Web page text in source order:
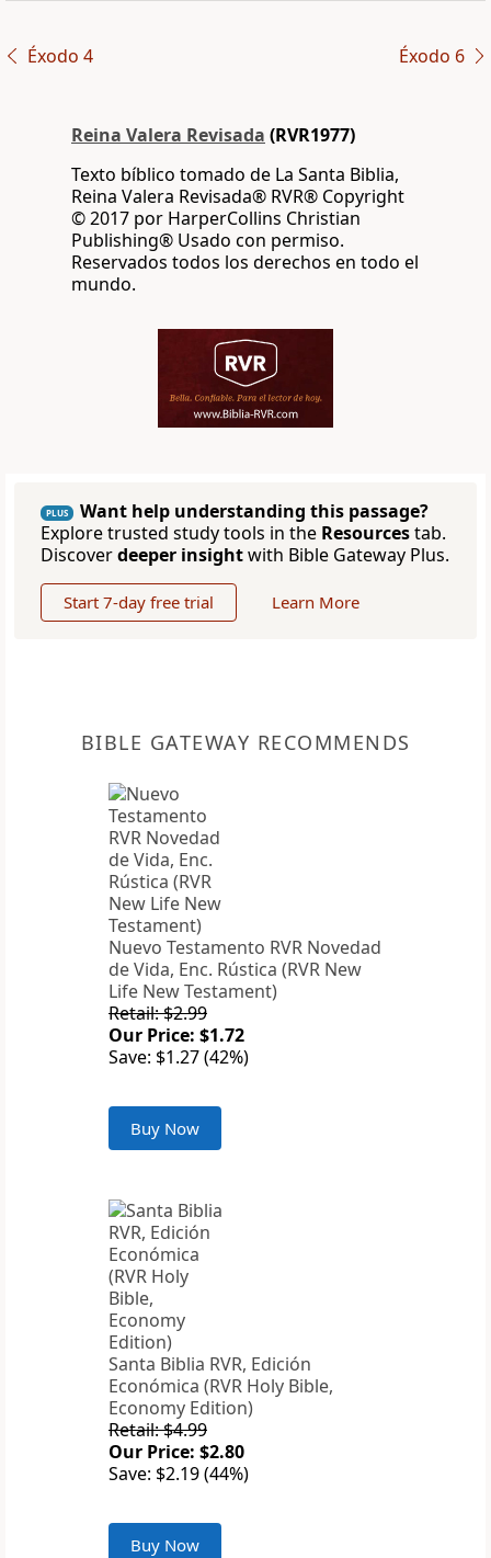
Éxodo 4 Éxodo 6
Reina Valera Revisada (RVR1977)
Texto bíblico tomado de La Santa Biblia,
Reina Valera Revisada® RVR® Copyright
© 2017 por HarperCollins Christian
Publishing® Usado con permiso.
Reservados todos los derechos en todo el
mundo.
PLUS
Want help understanding this passage?
Explore trusted study tools in the Resourcestab.
Discoverdeeper insightwith Bible Gateway Plus.
Start 7-day free trial Learn More
BIBLE GATEWAY RECOMMENDS
Nuevo Testamento RVR Novedad
de Vida, Enc. Rústica (RVR New
Life New Testament)
Retail: $2.99
Our Price: $1.72
Save: $1.27 (42%)
Buy Now
Santa Biblia RVR, Edición
Económica (RVR Holy Bible,
Economy Edition)
Retail: $4.99
Our Price: $2.80
Save: $2.19 (44%)
Buy Now